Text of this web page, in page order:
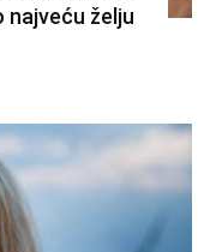
želju